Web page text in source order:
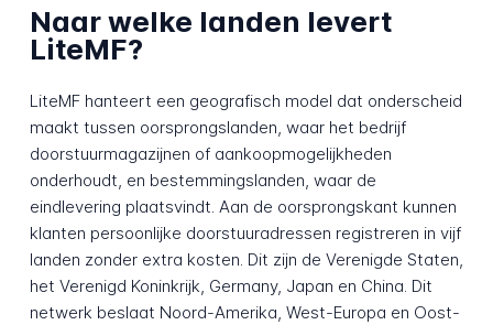
Naar welke landen levert
LiteMF?
LiteMF hanteert een geografisch model dat onderscheid
maakt tussen oorsprongslanden, waar het bedrijf
doorstuurmagazijnen of aankoopmogelij­kheden
onderhoudt, en bestemmingslanden, waar de
eindlevering plaatsvindt. Aan de oorsprongskant kunnen
klanten persoonlijke doorstuuradressen registreren in vijf
landen zonder extra kosten. Dit zijn de Verenigde Staten,
het Verenigd Koninkrijk, Germany, Japan en China. Dit
netwerk beslaat Noord-Amerika, West-Europa en Oost-